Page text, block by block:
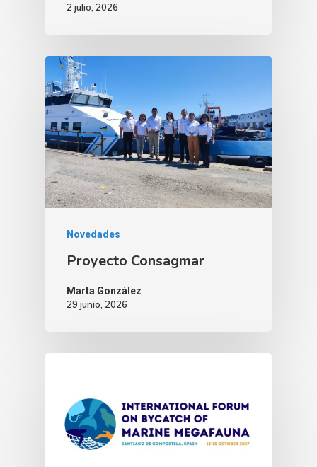
2 julio, 2026
Novedades
Proyecto Consagmar
Marta González
29 junio, 2026